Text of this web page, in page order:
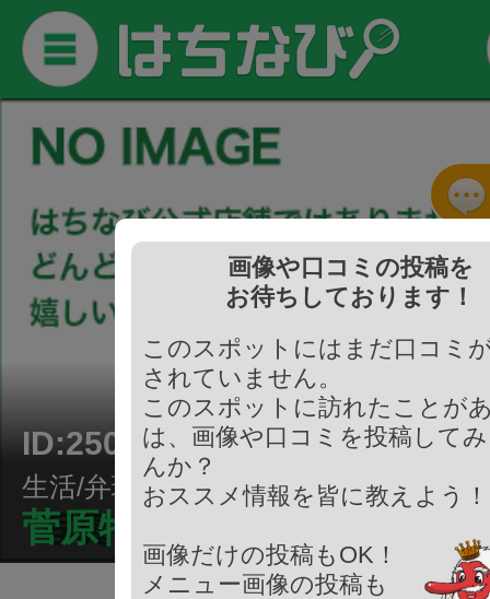
ID:250838
生活/弁理士事務所
菅原特許商標事務所
画像や口コミの投稿を
お待ちしております！
このスポットにはまだ口コミ
されていません。
このスポットに訪れたことが
は、画像や口コミを投稿して
んか？
おススメ情報を皆に教えよう
画像だけの投稿もOK！
メニュー画像の投稿も